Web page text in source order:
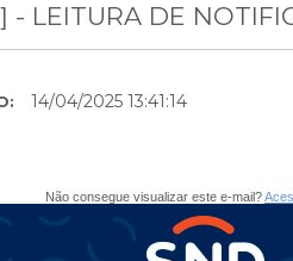
- LEITURA DE
14/04/2025 13:41:14
Não consegue visualizar este e-mail?